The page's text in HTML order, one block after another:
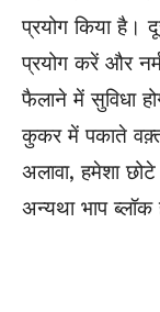
प्रयोग किया है।
प्रयोग करें और
फैलाने में सुविधा
कुकर में पकाते
अलावा, हमेशा
अन्यथा भाप